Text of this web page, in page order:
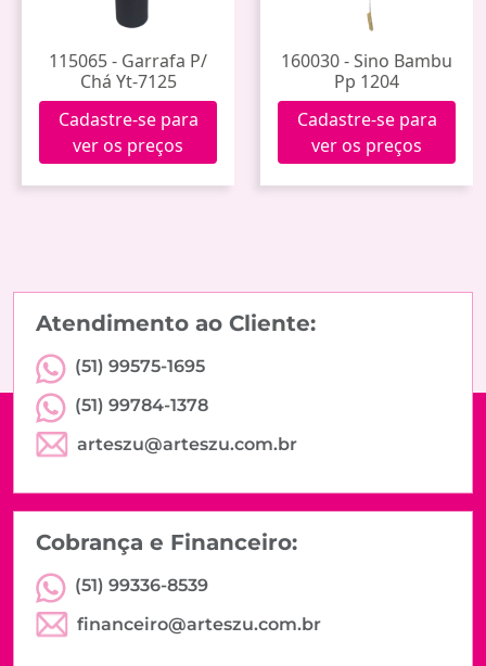
115065 - Garrafa P/
Chá Yt-7125
Cadastre-se para
ver os preços
160030 - Sino Bambu
Pp 1204
Cadastre-se para
ver os preços
Atendimento ao Cliente:
(51) 99575-1695
(51) 99784-1378
arteszu@arteszu.com.br
Cobrança e Financeiro:
(51) 99336-8539
financeiro@arteszu.com.br